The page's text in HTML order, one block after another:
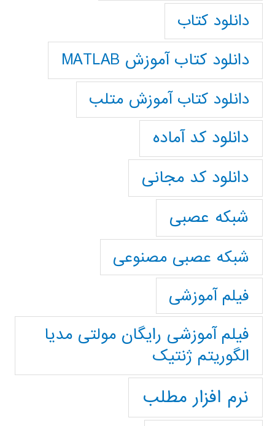
دانلود کتاب
دانلود کتاب آموزش MATLAB
دانلود کتاب آموزش متلب
دانلود کد آماده
دانلود کد مجانی
شبکه عصبی
شبکه عصبی مصنوعی
فیلم آموزشی
فیلم آموزشی رایگان مولتی مدیا
الگوریتم ژنتیک
نرم افزار مطلب